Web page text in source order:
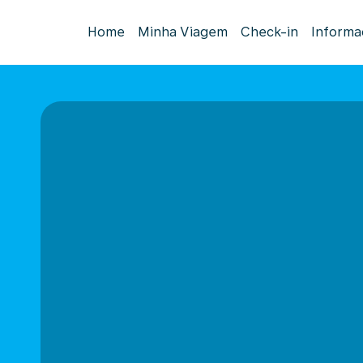
Home Minha Viagem Check-in